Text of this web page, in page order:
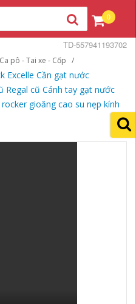
0
Ca pô - Tai xe - Cốp
Excelle Cần gạt nước
Regal cũ Cánh tay gạt nước
gioăng cao su nẹp kính
TD-557941193702